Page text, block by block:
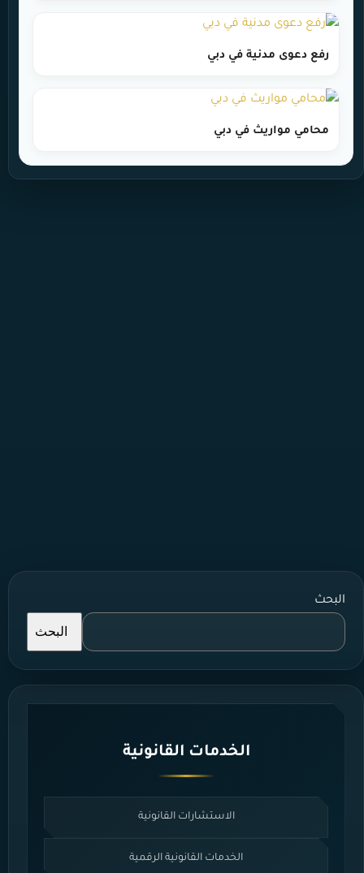
رفع دعوى مدنية في دبي
محامي مواريث في دبي
البحث
البحث
الخدمات القانونية
الاستشارات القانونية
الخدمات القانونية الرقمية